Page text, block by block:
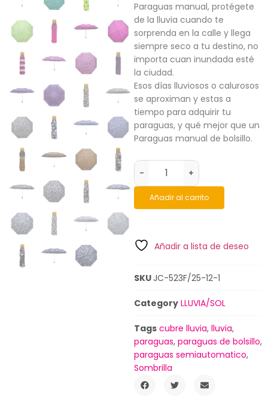
Paraguas manual, protégete
de la lluvia cuando te
sorprenda en la calle y llega
siempre seco a tu destino, no
importa cuan inundada esté
la ciudad.
Esos días lluviosos o calurosos
se aproximan y estas a
tiempo para adquirir tu
paraguas, y qué mejor que un
Paraguas manual de bolsillo.
- +
Añadir al carrito
Añadir a lista de deseo
SKUJC-523F/25-12-1
Category LLUVIA/SOL
Tags cubre lluvia, lluvia,
paraguas, paraguas de bolsillo,
paraguas semiautomatico,
Sombrilla